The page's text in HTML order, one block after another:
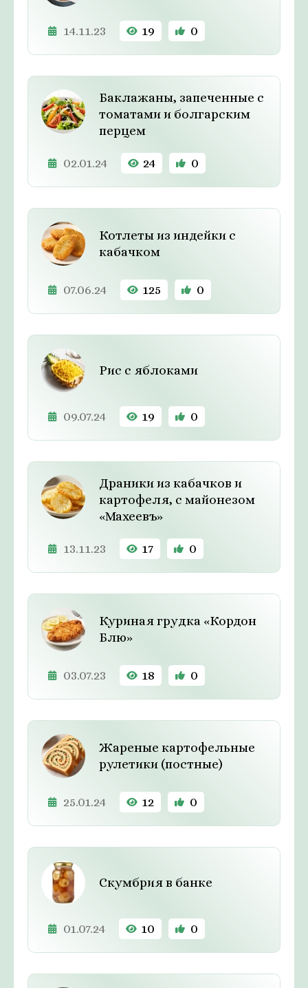
14.11.23 19 0
Баклажаны, запеченные с
томатами и болгарским
перцем
02.01.24 24 0
Котлеты из индейки с
кабачком
07.06.24 125 0
Рис с яблоками
09.07.24 19 0
Драники из кабачков и
картофеля, с майонезом
«Махеевъ»
13.11.23 17 0
Куриная грудка «Кордон
Блю»
03.07.23 18 0
Жареные картофельные
рулетики (постные)
25.01.24 12 0
Скумбрия в банке
01.07.24 10 0